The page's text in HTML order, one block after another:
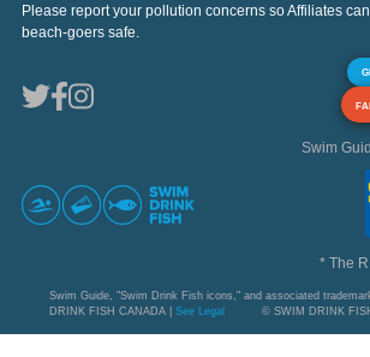
Please report your pollution concerns so Affiliates
beach-goers safe.
Swim
* The
Swim Guide, "Swim Drink Fish icons," and associated
DRINK FISH CANADA | See Legal © SWIM DRINK